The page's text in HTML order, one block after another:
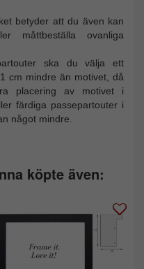
betyder att du även kan
måttbeställa ovanliga
ska du välja ett
cm mindre än motivet, då
placering av motivet i
färdiga passepartouter i
något mindre.
köpte även: